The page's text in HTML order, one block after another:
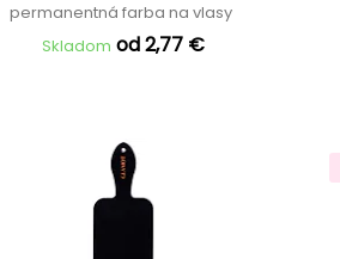
permanentná farba na vlasy
Skladom od 2,77 €